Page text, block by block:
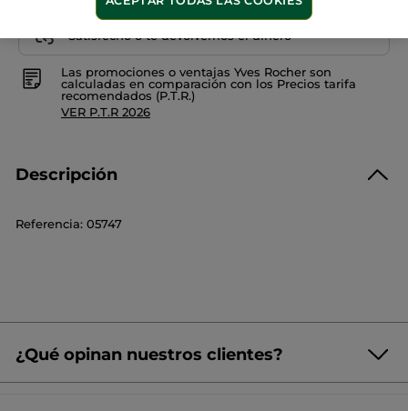
Pago Seguro
Satisfecho o te devolvemos el dinero
Las promociones o ventajas Yves Rocher son
calculadas en comparación con los Precios tarifa
recomendados (P.T.R.)
VER P.T.R 2026
Descripción
Referencia: 05747
¿Qué opinan nuestros clientes?